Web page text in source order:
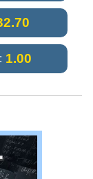
1.00